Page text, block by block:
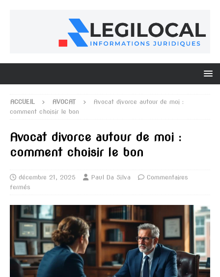
ACCUEIL AVOCAT
Avocat divorce autour de moi :
comment choisir le bon
Avocat divorce autour de moi :
comment choisir le bon
décembre 21, 2025 Paul Da Silva
Commentaires
fermés